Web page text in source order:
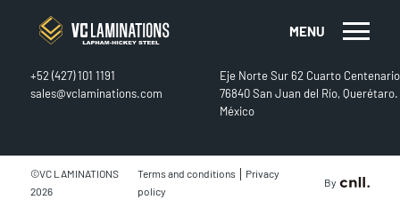
MENU
CONTACT
+52 (427) 101 1191
sales@vclaminations.com
Eje Norte Sur 62 Cuarto Centenario
76840 San Juan del Río, Querétaro.
México
©VC LAMINATIONS
2026
Terms and conditions | Privacy
policy
By